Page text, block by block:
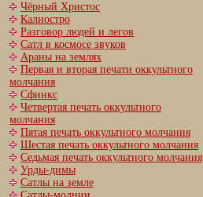
Чёрный Христос
Калиостро
Разговор людей и легов
Сатл в космосе звуков
Араны на землях
Первая и вторая печати оккультного
молчания
Сфинкс
Четвертая печать оккультного
молчания
Пятая печать оккультного молчания
Шестая печать оккультного молчания
Cедьмая печать оккультного молчания
Урды-димы
Сатлы на земле